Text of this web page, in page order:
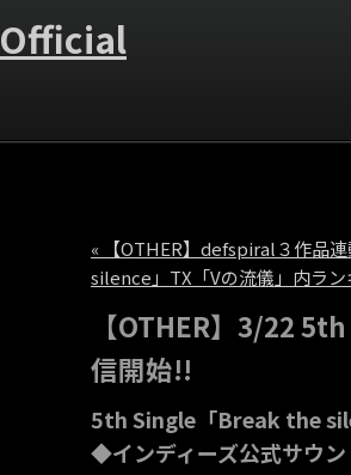
« 【OTHER】defspiral３作品
silence」TX「Vの流儀」内ラン
【OTHER】3/22
信開始!!
5th Single「Break the
◆インディーズ公式サウ